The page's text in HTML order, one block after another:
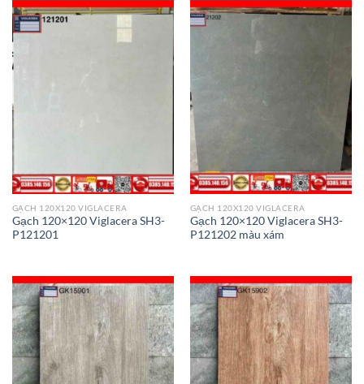
GẠCH 120X120 VIGLACERA
Gạch 120×120 Viglacera SH3-
P121201
GẠCH 120X120 VIGLACERA
Gạch 120×120 Viglacera SH3-
P121202 màu xám